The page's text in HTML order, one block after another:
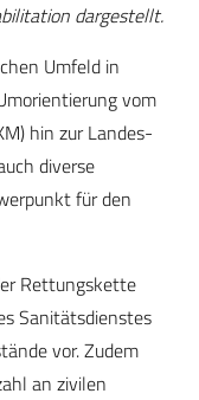
dargestellt.
Umfeld in
vom
hin zur Landes-
diverse
für den
Rettungskette
Sanitätsdienstes
vor. Zudem
an zivilen